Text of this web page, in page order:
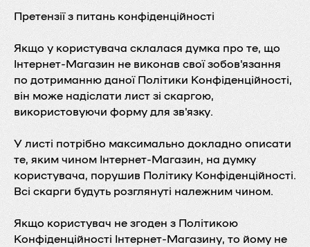
Претензії з питань конфіденційності
Якщо у користувача склалася думка про те, що
Інтернет-Магазин не виконав свої зобов'язання
по дотриманню даної Політики Конфіденційності,
він може надіслати лист зі скаргою,
використовуючи форму для зв'язку.
У листі потрібно максимально докладно описати
те, яким чином Інтернет-Магазин, на думку
користувача, порушив Політику Конфіденційності.
Всі скарги будуть розглянуті належним чином.
Якщо користувач не згоден з Політикою
Конфіденційності Інтернет-Магазину, то йому не